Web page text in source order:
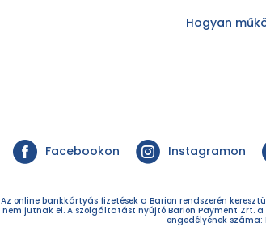
Hogyan
Facebookon Instagramon
Az online bankkártyás fizetések a Barion rendszerén
nem jutnak el. A szolgáltatást nyújtó Barion Payment Zrt.
engedélyének száma: